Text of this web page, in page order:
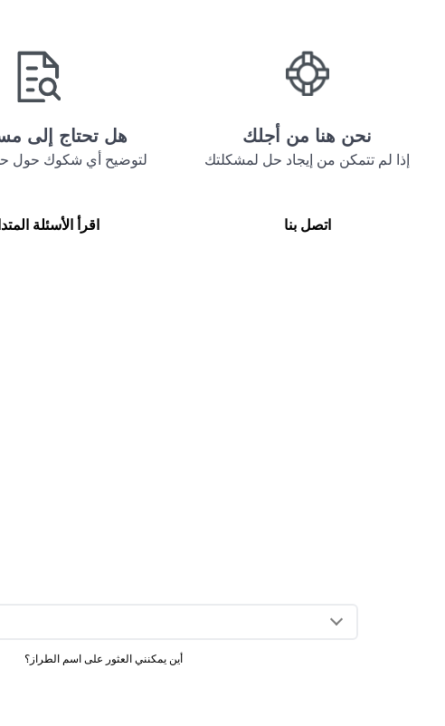
هل تحتاج إلى
لتوضيح أي شكوك حول
نحن هنا من أجلك
إذا لم تتمكن من إيجاد حل لمشكلتك
اقرأ الأسئلة اتصل بنا
أين يمكنني العثور على اسم الطراز؟